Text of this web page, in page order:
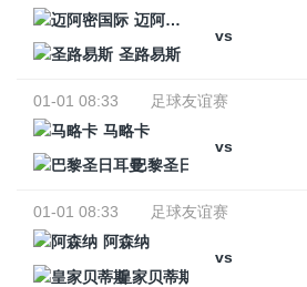
迈阿密国际
vs
圣路易斯
01-01 08:33
足球友谊赛
马略卡
vs
巴黎圣日耳曼
01-01 08:33
足球友谊赛
阿森纳
vs
皇家贝蒂斯